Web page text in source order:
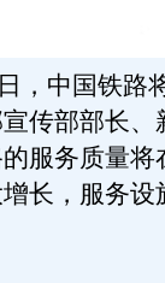
中国铁路
传部部长、
服务质量将
长，服务设